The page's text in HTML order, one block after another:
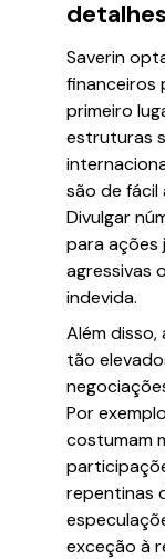
Saverin
financeiros
primeiro
estruturas
são de fácil
Divulgar
para ações
agressivas
indevida.
Além
tão
Por
costumam
repentinas
exceção à